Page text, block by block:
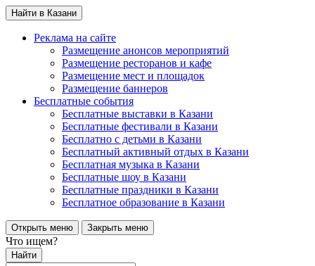
Найти в Казани
Реклама на сайте
Размещение анонсов мероприятий
Размещение ресторанов и кафе
Размещение мест и площадок
Размещение баннеров
Бесплатные события
Бесплатные выставки в Казани
Бесплатные фестивали в Казани
Бесплатно с детьми в Казани
Бесплатный активный отдых в Казани
Бесплатная музыка в Казани
Бесплатные шоу в Казани
Бесплатные праздники в Казани
Бесплатное образование в Казани
Открыть меню Закрыть меню
Что ищем?
Найти